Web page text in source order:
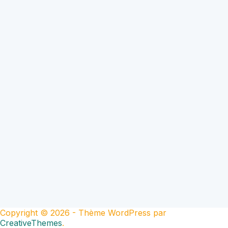
Copyright © 2026 - Thème WordPress par
CreativeThemes.